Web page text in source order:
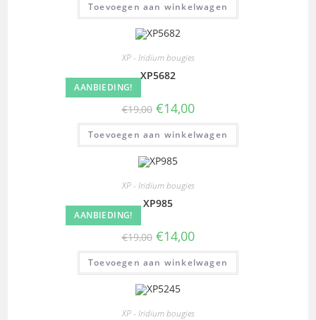
Toevoegen aan winkelwagen
AANBIEDING!
XP - Iridium bougies
XP5682
€19,00 €14,00
Toevoegen aan winkelwagen
AANBIEDING!
XP - Iridium bougies
XP985
€19,00 €14,00
Toevoegen aan winkelwagen
XP - Iridium bougies